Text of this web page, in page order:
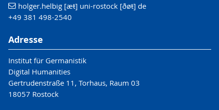
holger.helbig [æŧ] uni-rostock [ðøŧ] de
+49 381 498-2540
Adresse
Institut für Germanistik
Digital Humanities
Gertrudenstraße 11, Torhaus, Raum 03
18057 Rostock